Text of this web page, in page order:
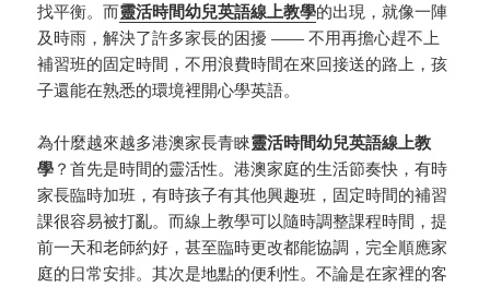
找平衡。而靈活時間幼兒英語線上教學的出現，就像一陣
及時雨，解決了許多家長的困擾 —— 不用再擔心趕不上
補習班的固定時間，不用浪費時間在來回接送的路上，孩
子還能在熟悉的環境裡開心學英語。
為什麼越來越多港澳家長青睞靈活時間幼兒英語線上教
學 ？首先是時間的靈活性。港澳家庭的生活節奏快，有時
家長臨時加班，有時孩子有其他興趣班，固定時間的補習
課很容易被打亂。而線上教學可以隨時調整課程時間，提
前一天和老師約好，甚至臨時更改都能協調，完全順應家
庭的日常安排。其次是地點的便利性。不論是在家裡的客